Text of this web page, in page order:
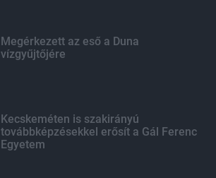
Megérkezett az eső a Duna
vízgyűjtőjére
Kecskeméten is szakirányú
továbbképzésekkel erősít a Gál Ferenc
Egyetem